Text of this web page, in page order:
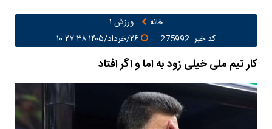
خانه
ورزش ۱
کد خبر: 275992
کار تیم ملی خیلی زود به اما و اگر افتاد